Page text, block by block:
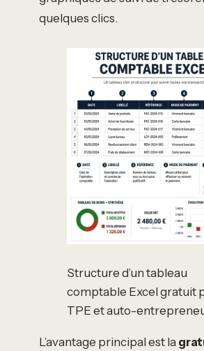
quelques clics.
Structure d’un tableau
comptable Excel gratuit
TPE et auto-
L’avantage principal est la